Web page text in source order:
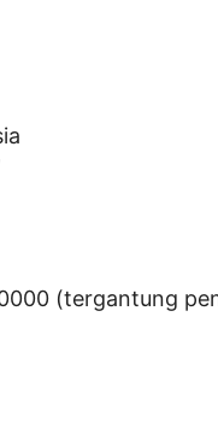
(tergantung